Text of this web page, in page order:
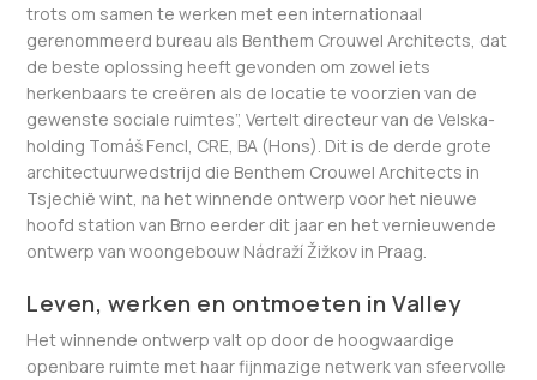
trots om samen te werken met een internationaal
gerenommeerd bureau als Benthem Crouwel Architects, dat
de beste oplossing heeft gevonden om zowel iets
herkenbaars te creëren als de locatie te voorzien van de
gewenste sociale ruimtes”, Vertelt directeur van de Velska-
holding Tomáš Fencl, CRE, BA (Hons). Dit is de derde grote
architectuurwedstrijd die Benthem Crouwel Architects in
Tsjechië wint, na het winnende ontwerp voor het nieuwe
hoofd station van Brno eerder dit jaar en het vernieuwende
ontwerp van woongebouw Nádraží Žižkov in Praag.
Leven, werken en ontmoeten in Valley
Het winnende ontwerp valt op door de hoogwaardige
openbare ruimte met haar fijnmazige netwerk van sfeervolle